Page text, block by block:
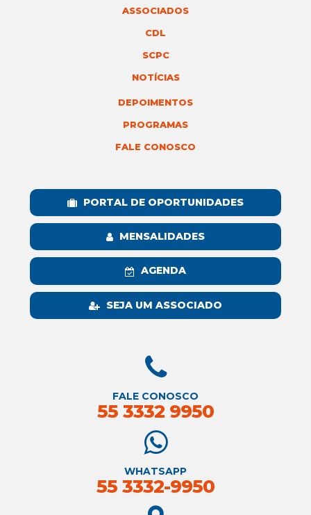
ASSOCIADOS
CDL
SCPC
NOTÍCIAS
DEPOIMENTOS
PROGRAMAS
FALE CONOSCO
PORTAL DE OPORTUNIDADES
MENSALIDADES
AGENDA
SEJA UM ASSOCIADO
FALE CONOSCO
55 3332 9950
WHATSAPP
55 3332-9950